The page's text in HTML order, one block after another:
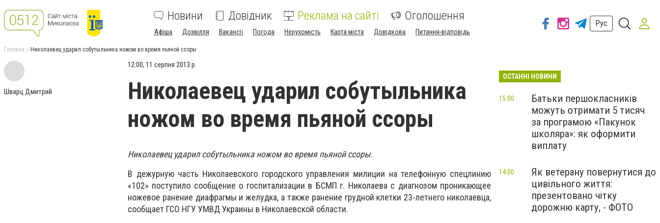
Новини Довідник Реклама на сайті Оголошення
Афіша Дозвілля Вакансії Погода Нерухомість Карта міста Довідкова Питання-відповідь
Рус
Головна Николаевец ударил собутыльника ножом во время пьяной ссоры
Шварц Дмитрий
12:00, 11 серпня 2013 р.
Николаевец ударил собутыльника
ножом во время пьяной ссоры
Николаевец ударил собутыльника ножом во время пьяной ссоры.
В дежурную часть Николаевского городского управления милиции на телефонную спецлинию
«102» поступило сообщение о госпитализации в БСМП г. Николаева с диагнозом проникающее
ножевое ранение диафрагмы и желудка, а также ранение грудной клетки 23-летнего николаевца,
сообщает ГСО НГУ УМВД Украины в Николаевской области.
ОСТАННІ НОВИНИ
Батьки першокласників
можуть отримати 5 тисяч
за програмою «Пакунок
школяра»: як оформити
виплату
15:00
Як ветерану повернутися до
цивільного життя:
презентовано чітку
дорожню карту, - ФОТО
14:00